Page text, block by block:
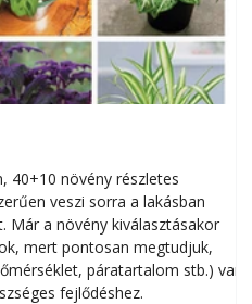
40+10 növény részletes
veszi sorra a lakásban
Már a növény kiválasztásakor
mert pontosan megtudjuk,
páratartalom stb.) van
fejlődéshez.